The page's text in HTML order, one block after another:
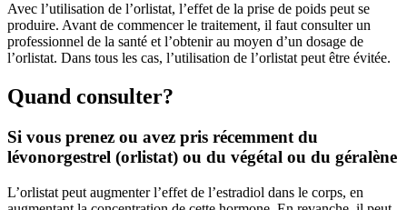
Avec l’utilisation de l’orlistat, l’effet de la prise de poids peut se
produire. Avant de commencer le traitement, il faut consulter un
professionnel de la santé et l’obtenir au moyen d’un dosage de
l’orlistat. Dans tous les cas, l’utilisation de l’orlistat peut être évitée.
Quand consulter?
Si vous prenez ou avez pris récemment du
lévonorgestrel (orlistat) ou du végétal ou du géralène
L’orlistat peut augmenter l’effet de l’estradiol dans le corps, en